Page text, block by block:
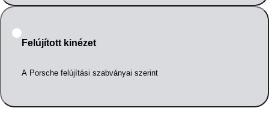
Felújított kinézet
A Porsche felújítási szabványai szerint